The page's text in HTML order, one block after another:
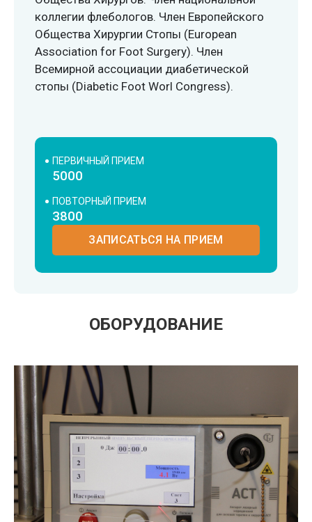
коллегии флебологов. Член Европейского
Общества Хирургии Стопы (European
Association for Foot Surgery). Член
Всемирной ассоциации диабетической
стопы (Diabetic Foot Worl Congress).
ПЕРВИЧНЫЙ ПРИЕМ
5000
ПОВТОРНЫЙ ПРИЕМ
3800
ЗАПИСАТЬСЯ НА ПРИЕМ
ОБОРУДОВАНИЕ